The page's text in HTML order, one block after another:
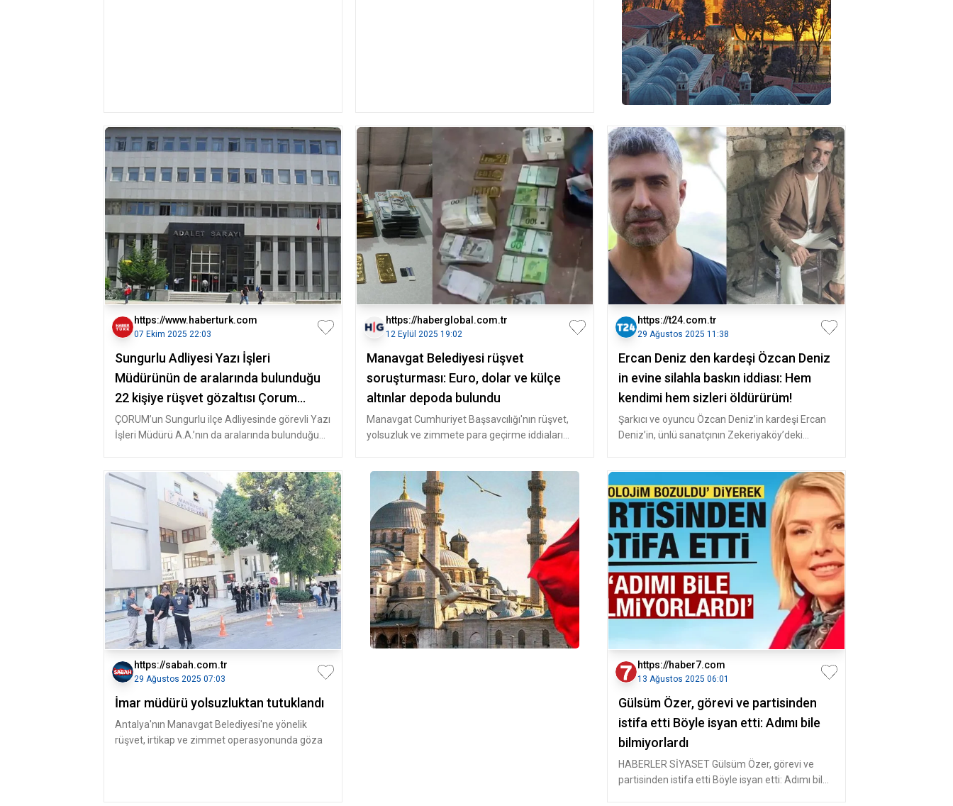
https://www.haberturk.com
07 Ekim 2025 22:03
Sungurlu Adliyesi Yazı İşleri
Müdürünün de aralarında bulunduğu
22 kişiye rüşvet gözaltısı Çorum
Haberleri
ÇORUM’un Sungurlu ilçe Adliyesinde görevli Yazı
İşleri Müdürü A.A.’nın da aralarında bulunduğu
https://haberglobal.com.tr
12 Eylül 2025 19:02
Manavgat Belediyesi rüşvet
soruşturması: Euro, dolar ve külçe
altınlar depoda bulundu
Manavgat Cumhuriyet Başsavcılığı'nın rüşvet,
yolsuzluk ve zimmete para geçirme iddiaları
https://t24.com.tr
29 Ağustos 2025 11:38
Ercan Deniz den kardeşi Özcan Deniz
in evine silahla baskın iddiası: Hem
kendimi hem sizleri öldürürüm!
Şarkıcı ve oyuncu Özcan Deniz’in kardeşi Ercan
Deniz’in, ünlü sanatçının Zekeriyaköy’deki
https://sabah.com.tr
29 Ağustos 2025 07:03
İmar müdürü yolsuzluktan tutuklandı
Antalya'nın Manavgat Belediyesi'ne yönelik
rüşvet, irtikap ve zimmet operasyonunda göza
https://haber7.com
13 Ağustos 2025 06:01
Gülsüm Özer, görevi ve partisinden
istifa etti Böyle isyan etti: Adımı bile
bilmiyorlardı
HABERLER SİYASET Gülsüm Özer, görevi ve
partisinden istifa etti Böyle isyan etti: Adımı bile